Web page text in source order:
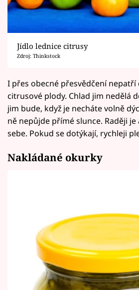
Jídlo lednice citrusy
Zdroj: Thinkstock
I přes obecné přesvědčení nepatří
citrusové plody. Chlad jim nedělá
jim bude, když je necháte volně
ně nepůjde přímé slunce. Raději
sebe. Pokud se dotýkají, rychleji
Nakládané okurky